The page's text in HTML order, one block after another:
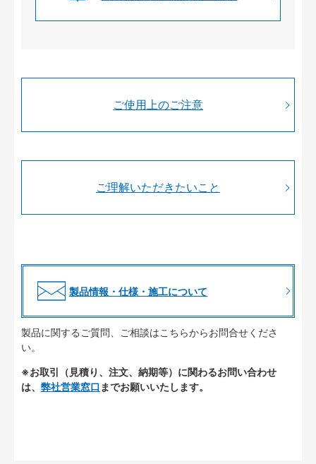
ご使用上のご注意
ご理解いただきたいこと
製品情報・仕様・施工について
製品に関するご質問、ご相談はこちらからお問合せくださ
い。
※お取引（見積り、注文、納期等）に関わるお問い合わせ
は、 弊社営業窓口 までお願いいたします。